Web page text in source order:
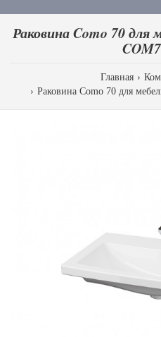
Раковина Como 70 для
Главная
Раковина Como 70 для